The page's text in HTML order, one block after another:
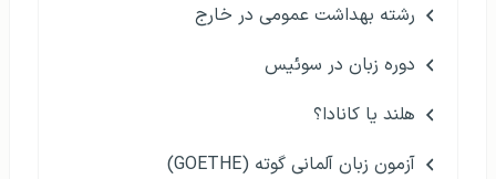
رشته بهداشت عمومی در خارج
دوره زبان در سوئیس
هلند یا کانادا؟
آزمون زبان آلمانی گوته (GOETHE)